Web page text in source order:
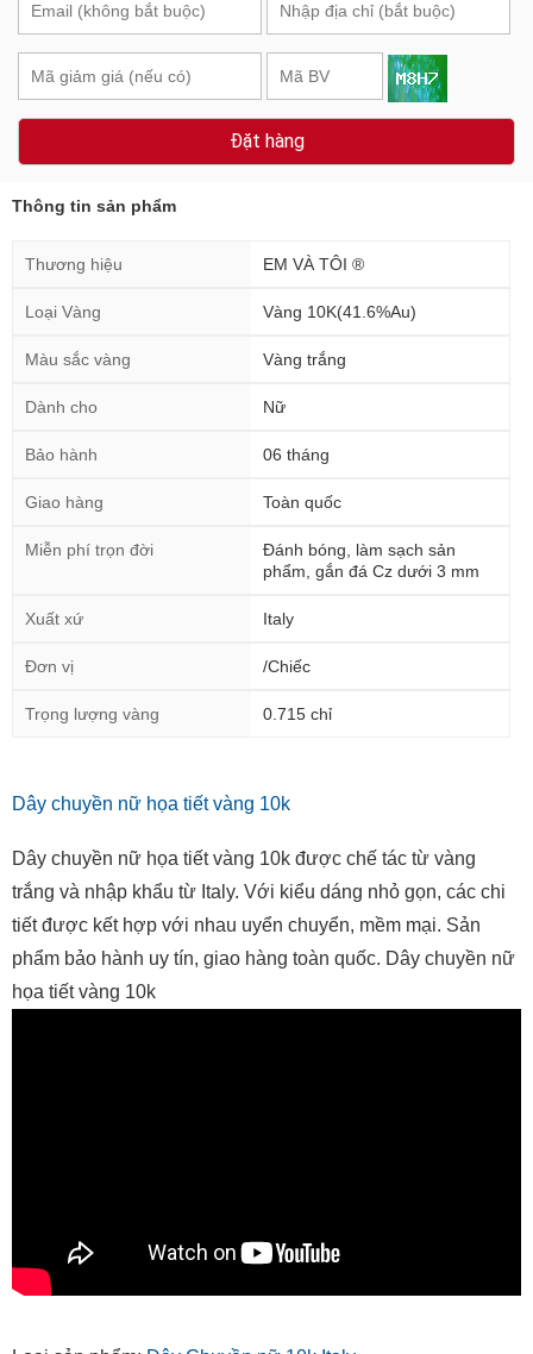
Đặt hàng
Thông tin sản phẩm
Thương hiệu EM VÀ TÔI ®
Loại Vàng Vàng 10K(41.6%Au)
Màu sắc vàng Vàng trắng
Dành cho Nữ
Bảo hành 06 tháng
Giao hàng Toàn quốc
Miễn phí trọn đời
Đánh bóng, làm sạch sản
phẩm, gắn đá Cz dưới 3 mm
Xuất xứ Italy
Đơn vị /Chiếc
Trọng lượng vàng 0.715 chỉ
Dây chuyền nữ họa tiết vàng 10k
Dây chuyền nữ họa tiết vàng 10k được chế tác từ vàng
trắng và nhập khẩu từ Italy. Với kiểu dáng nhỏ gọn, các chi
tiết được kết hợp với nhau uyển chuyển, mềm mại. Sản
phẩm bảo hành uy tín, giao hàng toàn quốc. Dây chuyền nữ
họa tiết vàng 10k